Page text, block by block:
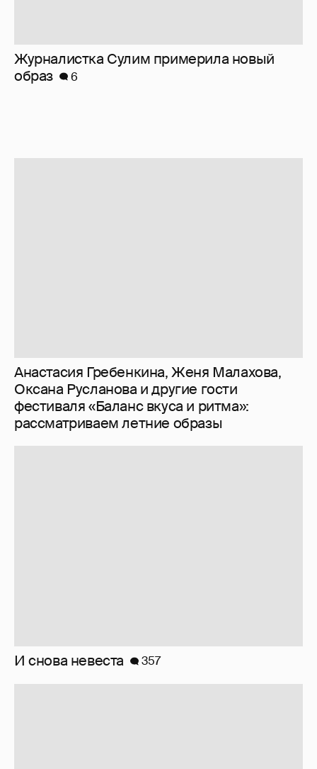
Журналистка Сулим примерила новый
образ
6
Оксана Русланова и другие гости
фестиваля «Баланс вкуса и ритма»:
рассматриваем летние образы